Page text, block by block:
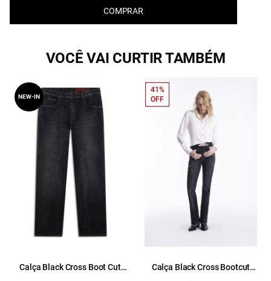
COMPRAR
VOCÊ VAI CURTIR TAMBÉM
Calça Black Cross Boot Cut
NEW-IN
Calça Black Cross Bootcut
41%
OFF